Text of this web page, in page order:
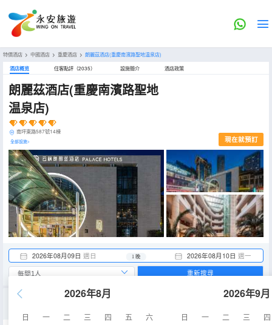
特價酒店 > 中國酒店 > 重慶酒店 > 朗麗茲酒店(重慶南濱路聖地温泉店)
酒店概览 住客點評（2035） 設施簡介 酒店政策
朗麗茲酒店(重慶南濱路聖地
温泉店)
南坪東路587號14棟
全部設施> 現在就預訂
2026年08月09日 週日 2026年08月10日 週一
1 晚
2026年8月
日 一 二 三 四 五
六
2026年9月
日 一 二 三
四
重新搜尋